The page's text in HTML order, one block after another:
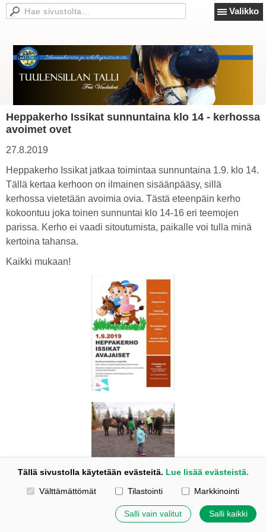
Valikko
Heppakerho Issikat sunnuntaina klo 14 - kerhossa
avoimet ovet
27.8.2019
Heppakerho Issikat jatkaa toimintaa sunnuntaina 1.9. klo 14.
Tällä kertaa kerhoon on ilmainen sisäänpääsy, sillä
kerhossa vietetään avoimia ovia. Tästä eteenpäin kerho
kokoontuu joka toinen sunnuntai klo 14-16 eri teemojen
parissa. Kerho ei vaadi sitoutumista, paikalle voi tulla minä
kertoina tahansa.
Kaikki mukaan!
Kotisivut: Johanna Korpi
Evästeet
Tällä sivustolla käytetään evästeitä. Lue lisää evästeistä.
Valitse käytettävät evästeet
Välttämättömät Tilastointi Markkinointi
Salli vain valitut Salli kaikki